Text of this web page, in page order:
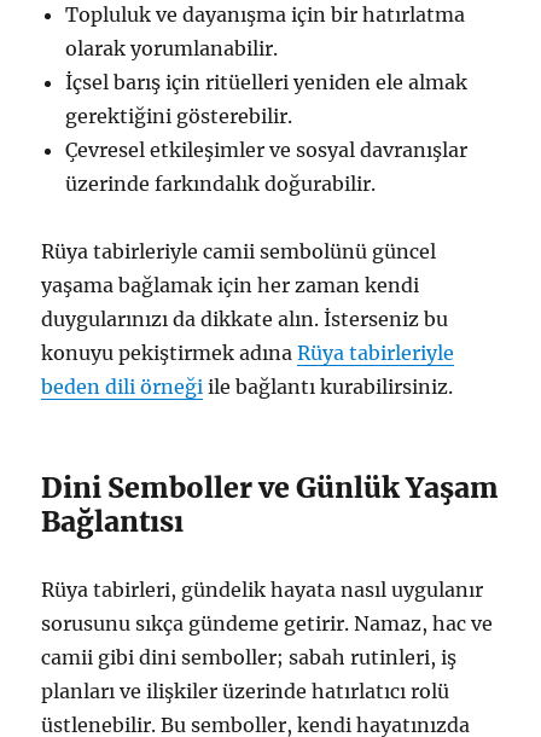
Topluluk ve dayanışma için bir hatırlatma
olarak yorumlanabilir.
İçsel barış için ritüelleri yeniden ele almak
gerektiğini gösterebilir.
Çevresel etkileşimler ve sosyal davranışlar
üzerinde farkındalık doğurabilir.
Rüya tabirleriyle camii sembolünü güncel
yaşama bağlamak için her zaman kendi
duygularınızı da dikkate alın. İsterseniz bu
konuyu pekiştirmek adınaRüya tabirleriyle
beden dili örneği ile bağlantı kurabilirsiniz.
Dini Semboller ve Günlük Yaşam
Bağlantısı
Rüya tabirleri, gündelik hayata nasıl uygulanır
sorusunu sıkça gündeme getirir. Namaz, hac ve
camii gibi dini semboller; sabah rutinleri, iş
planları ve ilişkiler üzerinde hatırlatıcı rolü
üstlenebilir. Bu semboller, kendi hayatınızda